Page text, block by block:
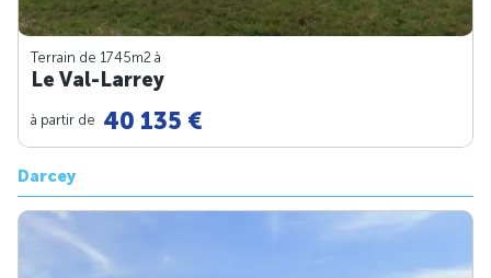
Terrain de 1745m2 à
Le Val-Larrey
à partir de 40 135 €
Darcey